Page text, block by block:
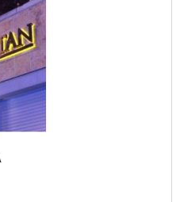
apelo visual
das inúmeras
como painéis